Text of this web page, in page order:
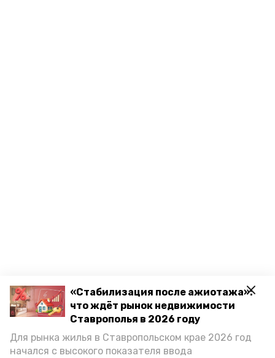
«Стабилизация после ажиотажа»:
что ждёт рынок недвижимости
Ставрополья в 2026 году
Для рынка жилья в Ставропольском крае 2026 год
начался с высокого показателя ввода